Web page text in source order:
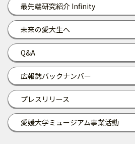
最先端研究紹介 Infinity
未来の愛大生へ
Q&A
広報誌バックナンバー
プレスリリース
愛媛大学ミュージアム事業活動